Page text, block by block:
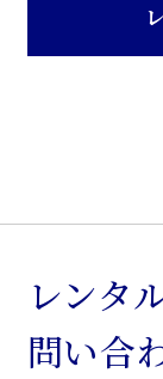
レンタ
問い合